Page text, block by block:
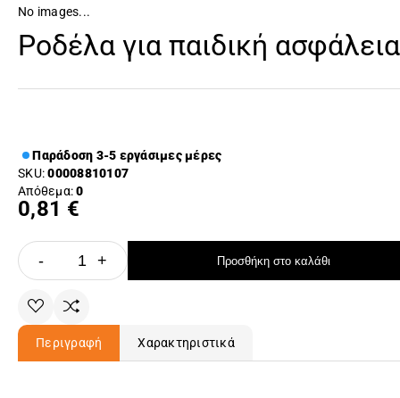
No images...
Ροδέλα για παιδική ασφάλεια
Παράδοση 3-5 εργάσιμες μέρες
SKU:00008810107
Απόθεμα:0
0,81 €
- + Προσθήκη στο καλάθι
Περιγραφή Χαρακτηριστικά